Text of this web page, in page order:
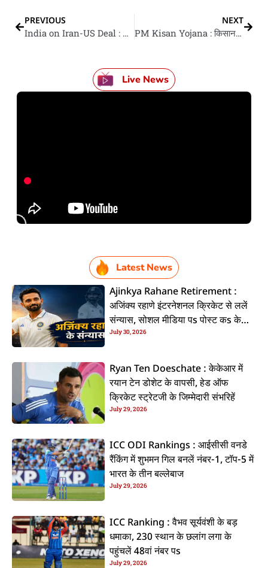
PREVIOUS
India on Iran-US Deal : अमेरिका-ईरान समझौता पs पीएम मोदी कहलें- सहमति के स्वागत बा, बातचीत से टिकाऊ आ अंतिम समझौता के उम्मीद
NEXT
PM Kisan Yojana : किसानन के खाता में एह दिन आई 23वीं किस्त, जानीं किस्त पावे खातिर का करे के पड़ी?
Live News
Latest News
Ajinkya Rahane Retirement :
अजिंक्य रहाणे इंटरनेशनल क्रिकेट से ललें
संन्यास, सोशल मीडिया पs पोस्ट कs के
कइलें एलान
July 30, 2026
Ryan Ten Doeschate : केकेआर में
रयान टेन डोशेट के वापसी, हेड ऑफ
क्रिकेट स्ट्रेटजी के जिम्मेदारी संभरिहें
July 29, 2026
ICC ODI Rankings : आईसीसी वनडे
रैंकिंग में शुभमन गिल बनलें नंबर-1, टॉप-5 में
भारत के तीन बल्लेबाज
July 29, 2026
ICC Ranking : वैभव सूर्यवंशी के बड़
धमाका, 230 स्थान के छलांग लगा के
पहुंचलें 48वां नंबर पs
July 29, 2026